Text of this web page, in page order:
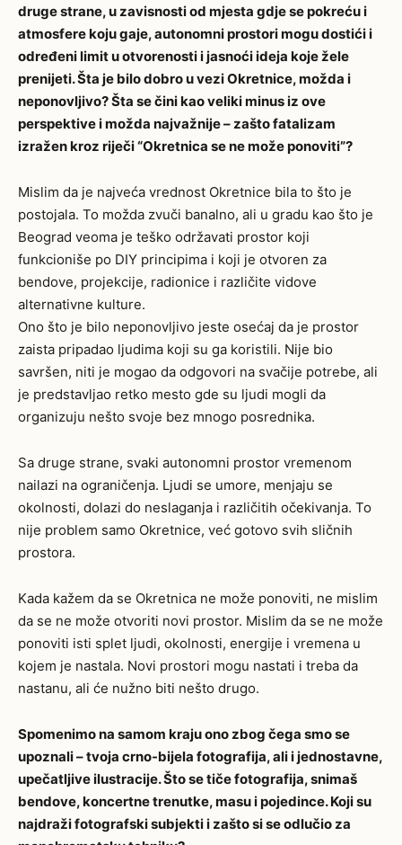
druge strane, u zavisnosti od mjesta gdje se pokreću i
atmosfere koju gaje, autonomni prostori mogu dostići i
određeni limit u otvorenosti i jasnoći ideja koje žele
prenijeti. Šta je bilo dobro u vezi Okretnice, možda i
neponovljivo? Šta se čini kao veliki minus iz ove
perspektive i možda najvažnije – zašto fatalizam
izražen kroz riječi “Okretnica se ne može ponoviti”?
Mislim da je najveća vrednost Okretnice bila to što je
postojala. To možda zvuči banalno, ali u gradu kao što je
Beograd veoma je teško održavati prostor koji
funkcioniše po DIY principima i koji je otvoren za
bendove, projekcije, radionice i različite vidove
alternativne kulture.
Ono što je bilo neponovljivo jeste osećaj da je prostor
zaista pripadao ljudima koji su ga koristili. Nije bio
savršen, niti je mogao da odgovori na svačije potrebe, ali
je predstavljao retko mesto gde su ljudi mogli da
organizuju nešto svoje bez mnogo posrednika.
Sa druge strane, svaki autonomni prostor vremenom
nailazi na ograničenja. Ljudi se umore, menjaju se
okolnosti, dolazi do neslaganja i različitih očekivanja. To
nije problem samo Okretnice, već gotovo svih sličnih
prostora.
Kada kažem da se Okretnica ne može ponoviti, ne mislim
da se ne može otvoriti novi prostor. Mislim da se ne može
ponoviti isti splet ljudi, okolnosti, energije i vremena u
kojem je nastala. Novi prostori mogu nastati i treba da
nastanu, ali će nužno biti nešto drugo.
Spomenimo na samom kraju ono zbog čega smo se
upoznali – tvoja crno-bijela fotografija, ali i jednostavne,
upečatljive ilustracije. Što se tiče fotografija, snimaš
bendove, koncertne trenutke, masu i pojedince. Koji su
najdraži fotografski subjekti i zašto si se odlučio za